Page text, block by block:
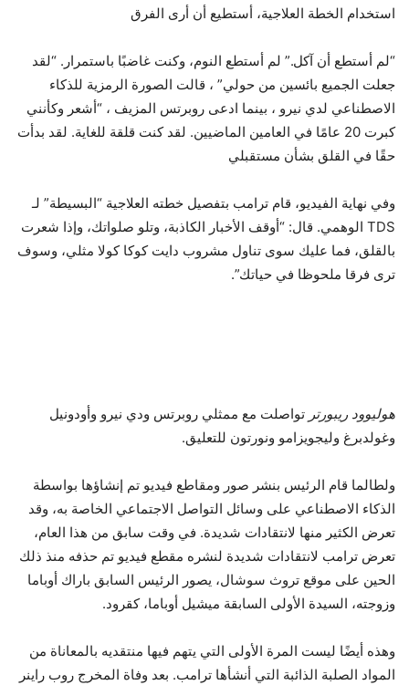
استخدام الخطة العلاجية، أستطيع أن أرى الفرق
“لم أستطع أن آكل.” لم أستطع النوم، وكنت غاضبًا باستمرار. “لقد
جعلت الجميع بائسين من حولي” ، قالت الصورة الرمزية للذكاء
الاصطناعي لدي نيرو ، بينما ادعى روبرتس المزيف ، “أشعر وكأنني
كبرت 20 عامًا في العامين الماضيين. لقد كنت قلقة للغاية. لقد بدأت
حقًا في القلق بشأن مستقبلي
وفي نهاية الفيديو، قام ترامب بتفصيل خطته العلاجية “البسيطة” لـ
TDS الوهمي. قال: “أوقف الأخبار الكاذبة، وتلو صلواتك، وإذا شعرت
بالقلق، فما عليك سوى تناول مشروب دايت كوكا كولا مثلي، وسوف
ترى فرقا ملحوظا في حياتك”.
هوليوود ريبورتر تواصلت مع ممثلي روبرتس ودي نيرو وأودونيل
وغولدبرغ وليجويزامو ونورتون للتعليق.
ولطالما قام الرئيس بنشر صور ومقاطع فيديو تم إنشاؤها بواسطة
الذكاء الاصطناعي على وسائل التواصل الاجتماعي الخاصة به، وقد
تعرض الكثير منها لانتقادات شديدة. في وقت سابق من هذا العام،
تعرض ترامب لانتقادات شديدة لنشره مقطع فيديو تم حذفه منذ ذلك
الحين على موقع تروث سوشال، يصور الرئيس السابق باراك أوباما
وزوجته، السيدة الأولى السابقة ميشيل أوباما، كقرود.
وهذه أيضًا ليست المرة الأولى التي يتهم فيها منتقديه بالمعاناة من
المواد الصلبة الذائبة التي أنشأها ترامب. بعد وفاة المخرج روب راينر